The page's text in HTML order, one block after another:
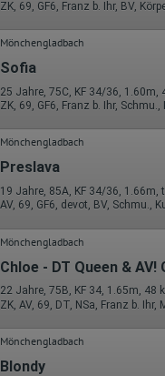
ZK, 69, GF6, Franz b. Ihr, BV,
Mönchengladbach
Sofia
Mönchengladbach
Preslava
Mönchengladbach
Chloe - DT Queen & AV!
ZK, AV, 69, DT, NSa, Franz b. Ihr,
Mönchengladbach
Blondy